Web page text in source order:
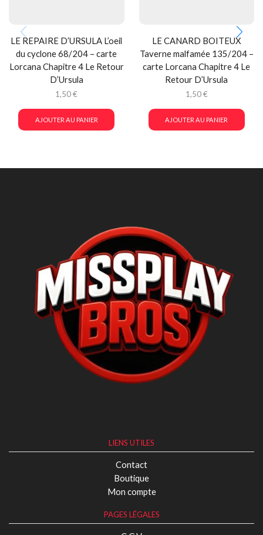
LE REPAIRE D’URSULA L’oeil
du cyclone 68/204 – carte
Lorcana Chapitre 4 Le Retour
D’Ursula
1,50€
AJOUTER AU PANIER
LE CANARD BOITEUX
Taverne malfamée 135/204 –
carte Lorcana Chapitre 4 Le
Retour D’Ursula
1,50€
AJOUTER AU PANIER
LIENS UTILES
Contact
Boutique
Mon compte
PAGES LÉGALES